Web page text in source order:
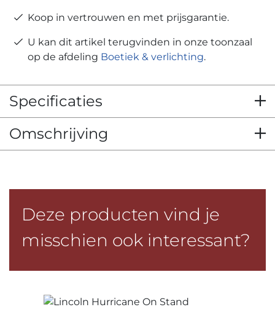
Koop in vertrouwen en met prijsgarantie.
U kan dit artikel terugvinden in onze toonzaal
op de afdeling Boetiek & verlichting.
Specificaties
Omschrijving
Deze producten vind je
misschien ook interessant?